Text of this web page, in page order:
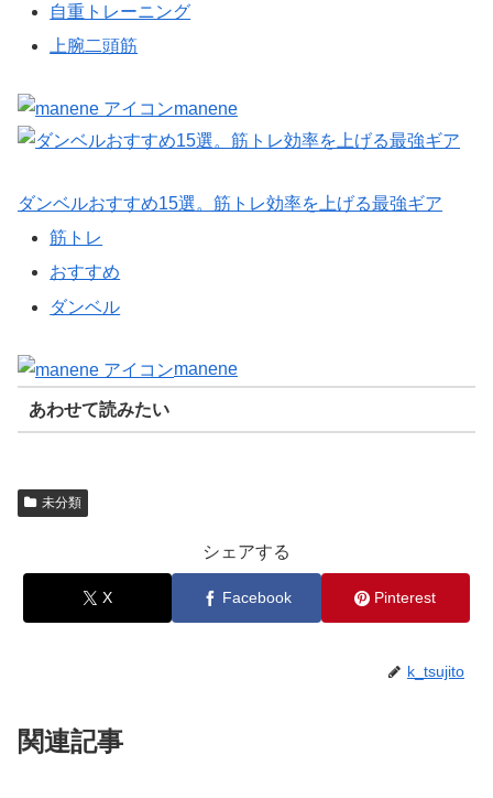
自重トレーニング
上腕二頭筋
manene
ダンベルおすすめ15選。筋トレ効率を上げる最強ギア
筋トレ
おすすめ
ダンベル
manene
あわせて読みたい
未分類
シェアする
X Facebook Pinterest
k_tsujito
関連記事